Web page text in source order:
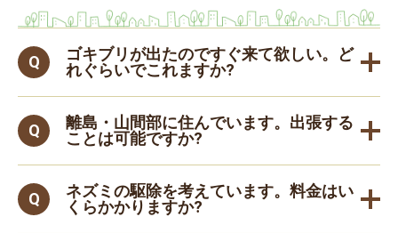
ゴキブリが出たのですぐ来て欲しい。ど
れぐらいでこれますか?
離島・山間部に住んでいます。出張する
ことは可能ですか?
ネズミの駆除を考えています。料金はい
くらかかりますか?